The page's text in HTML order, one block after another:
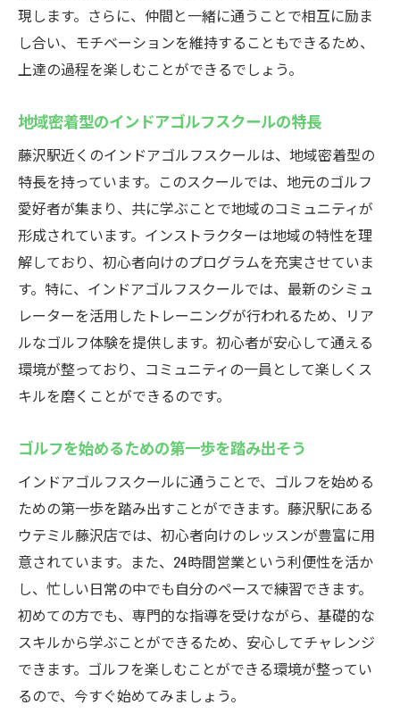
短期間で成果を出すためのポイント
スキルアップをサポートする環境
初心者でも安心24時間営業のインドアゴルフス
初心者に特化したレッスン内容
24時間営業がもたらす安心感
設備やコーチのサポート体制
長く続けられる練習環境の特長
ウテミル藤沢店の初心者向けプログラム
初めてでも続けやすい理由
現します。さらに、仲間と一緒に通うことで相互に励ま
し合い、モチベーションを維持することもできるため、
上達の過程を楽しむことができるでしょう。
地域密着型のインドアゴルフスクールの特長
藤沢駅近くのインドアゴルフスクールは、地域密着型の
特長を持っています。このスクールでは、地元のゴルフ
愛好者が集まり、共に学ぶことで地域のコミュニティが
形成されています。インストラクターは地域の特性を理
解しており、初心者向けのプログラムを充実させていま
す。特に、インドアゴルフスクールでは、最新のシミュ
レーターを活用したトレーニングが行われるため、リア
ルなゴルフ体験を提供します。初心者が安心して通える
環境が整っており、コミュニティの一員として楽しくス
キルを磨くことができるのです。
ゴルフを始めるための第一歩を踏み出そう
インドアゴルフスクールに通うことで、ゴルフを始める
ための第一歩を踏み出すことができます。藤沢駅にある
ウテミル藤沢店では、初心者向けのレッスンが豊富に用
意されています。また、24時間営業という利便性を活か
し、忙しい日常の中でも自分のペースで練習できます。
初めての方でも、専門的な指導を受けながら、基礎的な
スキルから学ぶことができるため、安心してチャレンジ
できます。ゴルフを楽しむことができる環境が整ってい
るので、今すぐ始めてみましょう。